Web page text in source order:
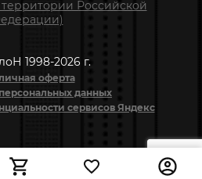
Российской
1998-2026 г.
оферта
данных
сервисов Яндекс